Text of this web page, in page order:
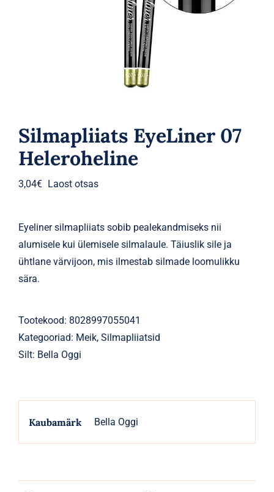
Silmapliiats EyeLiner 07
Heleroheline
3,04€ Laost otsas
Eyeliner silmapliiats sobib pealekandmiseks nii
alumisele kui ülemisele silmalaule. Täiuslik sile ja
ühtlane värvijoon, mis ilmestab silmade loomulikku
sära.
Tootekood: 8028997055041
Kategooriad: Meik, Silmapliiatsid
Silt: Bella Oggi
Kaubamärk Bella Oggi